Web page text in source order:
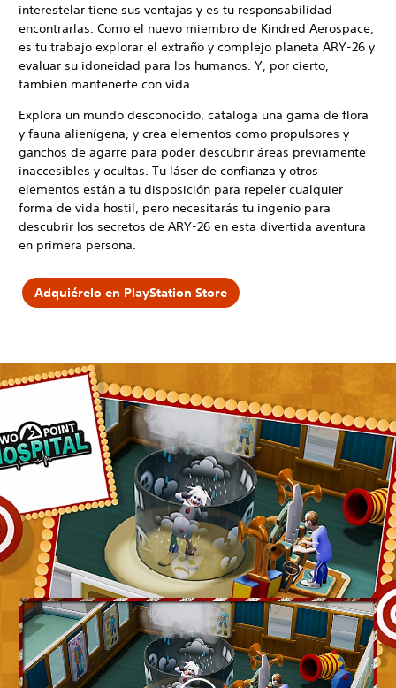
interestelar tiene sus ventajas y es tu responsabilidad
encontrarlas. Como el nuevo miembro de Kindred Aerospace,
es tu trabajo explorar el extraño y complejo planeta ARY-26 y
evaluar su idoneidad para los humanos. Y, por cierto,
también mantenerte con vida.
Explora un mundo desconocido, cataloga una gama de flora
y fauna alienígena, y crea elementos como propulsores y
ganchos de agarre para poder descubrir áreas previamente
inaccesibles y ocultas. Tu láser de confianza y otros
elementos están a tu disposición para repeler cualquier
forma de vida hostil, pero necesitarás tu ingenio para
descubrir los secretos de ARY-26 en esta divertida aventura
en primera persona.
Adquiérelo en PlayStation Store